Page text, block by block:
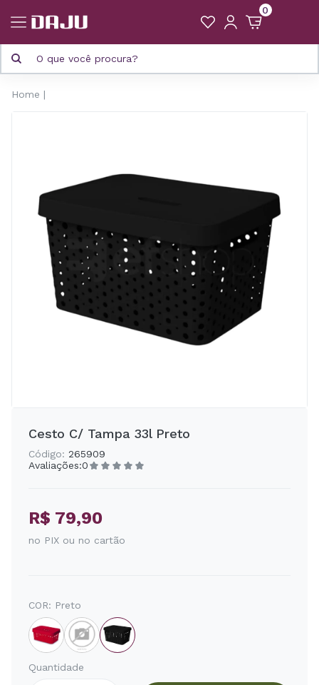
0
Home
Cesto C/ Tampa 33l Preto
Código: 265909
Avaliações:0
R$ 79,90
no PIX ou no cartão
COR: Preto
Quantidade